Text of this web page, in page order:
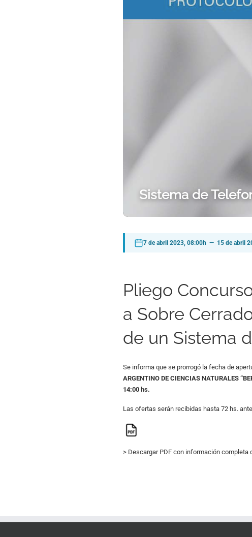
Sistema de
7 de abril 2023, 08:00h — 15 de abril
Pliego
a Sobre
de un Sistema
Se informa que se prorrogó la fecha de
ARGENTINO DE CIENCIAS NATURALES
14:00 hs.
Las ofertas serán recibidas hasta 72 hs.
> Descargar PDF con información completa